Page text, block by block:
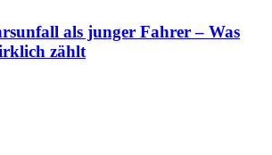
als junger Fahrer – Was
zählt